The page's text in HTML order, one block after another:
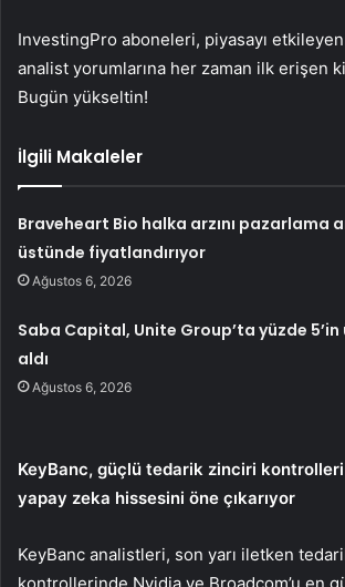
InvestingPro aboneleri, piyasayı
analist yorumlarına her zaman ilk erişen
Bugün yükseltin!
İlgili Makaleler
Braveheart Bio halka arzını pazarlama
üstünde fiyatlandırıyor
Ağustos 6, 2026
Saba Capital, Unite Group’ta yüzde
aldı
Ağustos 6, 2026
KeyBanc, güçlü tedarik zinciri kontrolleri
yapay zeka hissesini öne çıkarıyor
KeyBanc analistleri, son yarı iletken